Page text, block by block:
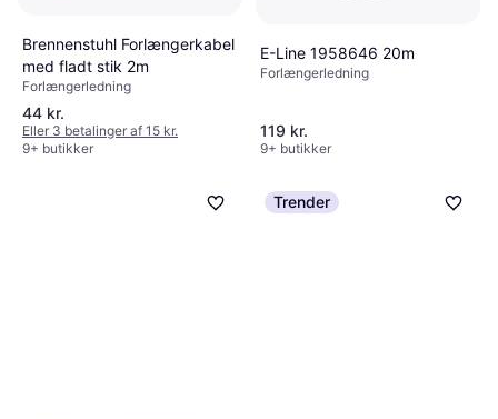
Brennenstuhl Forlængerkabel
med fladt stik 2m
Forlængerledning
44 kr.
Eller 3 betalinger af 15 kr.
9+ butikker
E-Line 1958646 20m
Forlængerledning
119 kr.
9+ butikker
Trender